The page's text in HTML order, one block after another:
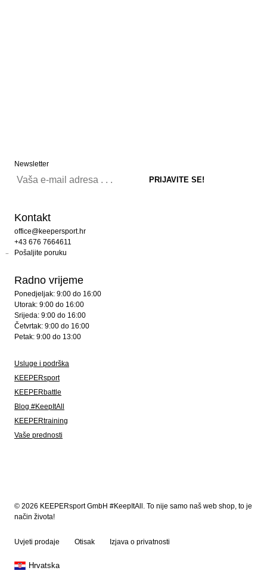
Newsletter
Kontakt
office@keepersport.hr
+43 676 7664611
Pošaljite poruku
Radno vrijeme
Ponedjeljak: 9:00 do 16:00
Utorak: 9:00 do 16:00
Srijeda: 9:00 do 16:00
Četvrtak: 9:00 do 16:00
Petak: 9:00 do 13:00
Usluge i podrška
KEEPERsport
KEEPERbattle
Blog #KeepItAll
KEEPERtraining
Vaše prednosti
© 2026 KEEPERsport GmbH #KeepItAll. To nije samo naš web shop, to je
način života!
Uvjeti prodaje Otisak Izjava o privatnosti
Hrvatska